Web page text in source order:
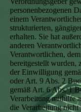
personenbezogenen
einem
strukturierten,
erhalten. Sie hat
anderen
Verantwortlichen,
bereitgestellt wurden,
der Einwilligung
oder Art. 9 Abs. 2
gemäß Art. 6 Abs. 1
Verarbeitung mithilfe
die Verarbeitung